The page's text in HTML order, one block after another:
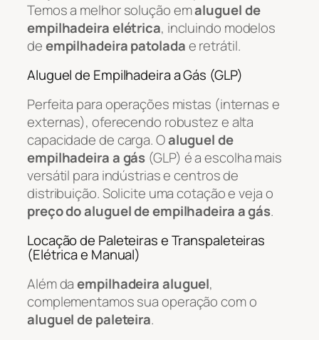
Temos a melhor solução emaluguel de
empilhadeira elétrica, incluindo modelos
deempilhadeira patoladae retrátil.
Aluguel de Empilhadeira a Gás (GLP)
Perfeita para operações mistas (internas e
externas), oferecendo robustez e alta
capacidade de carga. Oaluguel de
empilhadeira a gás (GLP) é a escolha mais
versátil para indústrias e centros de
distribuição. Solicite uma cotação e veja o
preço do aluguel de empilhadeira a gás.
Locação de Paleteiras e Transpaleteiras
(Elétrica e Manual)
Além daempilhadeira aluguel,
complementamos sua operação com o
aluguel de paleteira.